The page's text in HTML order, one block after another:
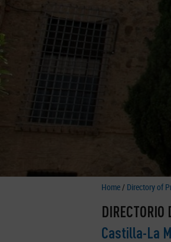
Home/ Directory of
DIRECTORIO
Castilla-La